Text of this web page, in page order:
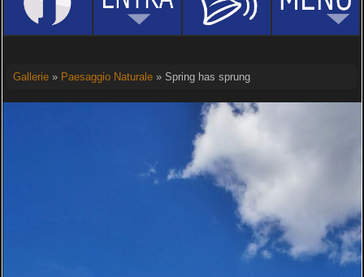
Gallerie» Paesaggio Naturale» Spring has sprung